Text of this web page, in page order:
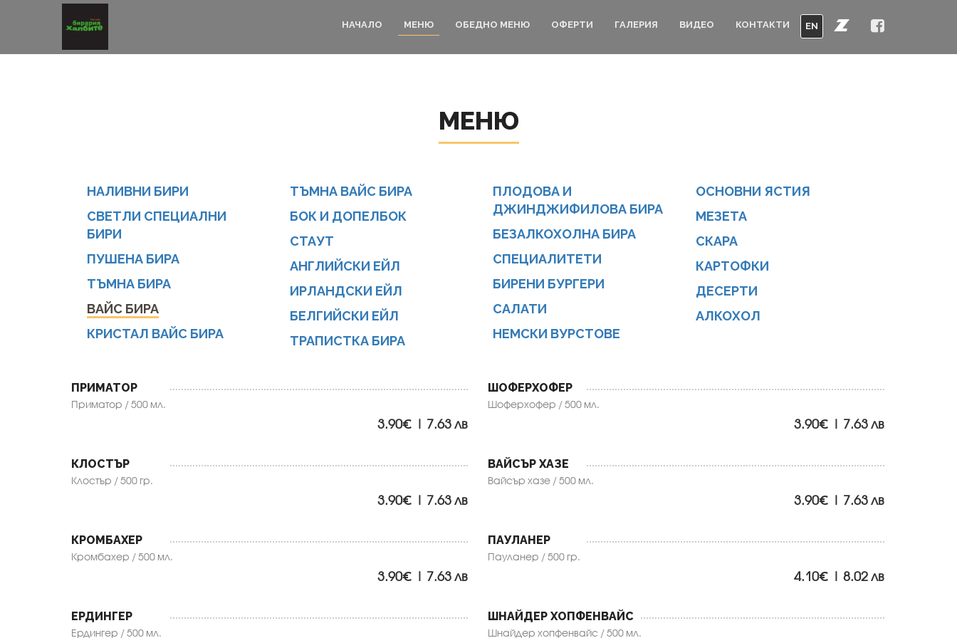
НАЧАЛО МЕНЮ ОБЕДНО МЕНЮ ОФЕРТИ ГАЛЕРИЯ ВИДЕО КОНТАКТИ EN
МЕНЮ
НАЛИВНИ БИРИ
СВЕТЛИ СПЕЦИАЛНИ
БИРИ
ПУШЕНА БИРА
ТЪМНА БИРА
ВАЙС БИРА
КРИСТАЛ ВАЙС БИРА
ТЪМНА ВАЙС БИРА
БОК И ДОПЕЛБОК
СТАУТ
АНГЛИЙСКИ ЕЙЛ
ИРЛАНДСКИ ЕЙЛ
БЕЛГИЙСКИ ЕЙЛ
ТРАПИСТКА БИРА
ПЛОДОВА И
ДЖИНДЖИФИЛОВА БИРА
БЕЗАЛКОХОЛНА БИРА
СПЕЦИАЛИТЕТИ
БИРЕНИ БУРГЕРИ
САЛАТИ
НЕМСКИ ВУРСТОВЕ
ОСНОВНИ ЯСТИЯ
МЕЗЕТА
СКАРА
КАРТОФКИ
ДЕСЕРТИ
АЛКОХОЛ
ПРИМАТОР
Приматор / 500 мл.
3.90€ | 7.63 лв
ШОФЕРХОФЕР
Шоферхофер / 500 мл.
3.90€ | 7.63 лв
КЛОСТЪР
Клостър / 500 гр.
3.90€ | 7.63 лв
ВАЙСЪР ХАЗЕ
Вайсър хазе / 500 мл.
3.90€ | 7.63 лв
КРОМБАХЕР
Кромбахер / 500 мл.
3.90€ | 7.63 лв
ПАУЛАНЕР
Пауланер / 500 гр.
4.10€ | 8.02 лв
ЕРДИНГЕР
Ердингер / 500 мл.
ШНАЙДЕР ХОПФЕНВАЙС
Шнайдер хопфенвайс / 500 мл.